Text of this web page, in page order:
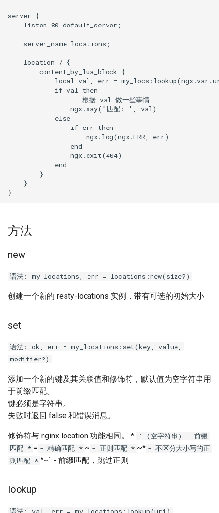
dynamic-etag
encrypted-session
f4fhds
fancyindex
flv
form-input
google
headers-more
hmac-secure-link
html-sanitize
iconv
image-filter
immerse
server {
    listen 80 default_server;
    server_name locations;
    location / {
        content_by_lua_block {
local val, err =
            if val then
                -- 根据 val 做一些事情
                ngx.say("匹配: ", val)
            else
                if err then
                    ngx.log(ngx.ERR, err)
                end
                ngx.exit(404)
            end
        }
    }
方法
new
语法: my_locations, err = locations:new(size?)
创建一个新的 resty-locations 实例，带有可选的初始大小
set
语法: ok, err = my_locations:set(key, value,
modifier?)
添加一个新的键及其关联值和修饰符，默认值为空字符串用
于前缀匹配。
键必须是字符串。
失败时返回 false 和错误消息。
修饰符与 nginx location 功能相同。 *
` (空字符串) - 前缀
匹配 * = - 精确匹配 * ~ - 正则匹配 * ~* - 不区分大小写的正
则匹配 * ^~` - 前缀匹配，跳过正则
lookup
语法: val, err = my_locations:lookup(uri)